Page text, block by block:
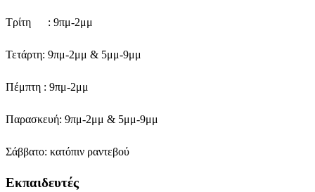
Τρίτη : 9πμ-2μμ
Τετάρτη: 9πμ-2μμ & 5μμ-9μμ
Πέμπτη : 9πμ-2μμ
Παρασκευή: 9πμ-2μμ & 5μμ-9μμ
Σάββατο: κατόπιν ραντεβού
Εκπαιδευτές